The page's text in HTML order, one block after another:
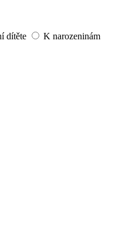
dítěte
K narozeninám